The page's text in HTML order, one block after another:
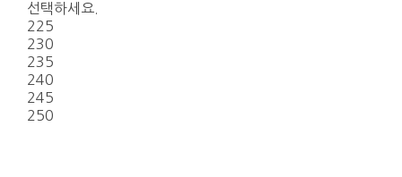
선택하세요.
225
230
235
240
245
250